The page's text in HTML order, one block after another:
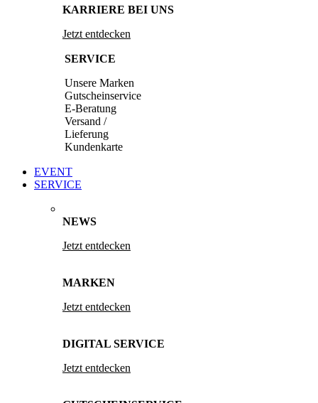
KARRIERE BEI UNS
Jetzt entdecken
SERVICE
Unsere Marken
Gutscheinservice
E-Beratung
Versand /
Lieferung
Kundenkarte
EVENT
SERVICE
NEWS
Jetzt entdecken
MARKEN
Jetzt entdecken
DIGITAL SERVICE
Jetzt entdecken